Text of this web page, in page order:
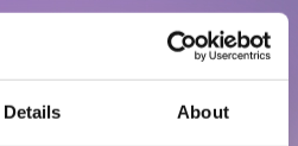
Details About
Connect With Us
Facebook